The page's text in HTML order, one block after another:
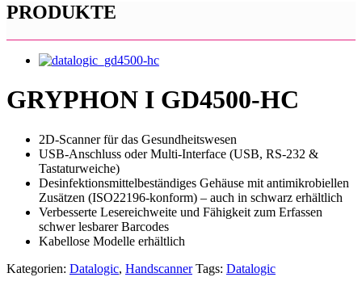
PRODUKTE
GRYPHON I GD4500-HC
2D-Scanner für das Gesundheitswesen
USB-Anschluss oder Multi-Interface (USB, RS-232 &
Tastaturweiche)
Desinfektionsmittelbeständiges Gehäuse mit antimikrobiellen
Zusätzen (ISO22196-konform) – auch in schwarz erhältlich
Verbesserte Lesereichweite und Fähigkeit zum Erfassen
schwer lesbarer Barcodes
Kabellose Modelle erhältlich
Kategorien: Datalogic, Handscanner Tags: Datalogic